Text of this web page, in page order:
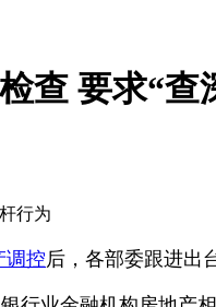
查 要求“查
行为
调控后，各部委跟进出